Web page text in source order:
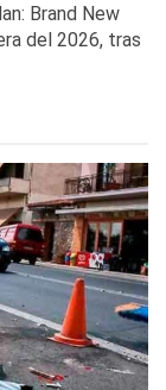
Brand New
del 2026, tras